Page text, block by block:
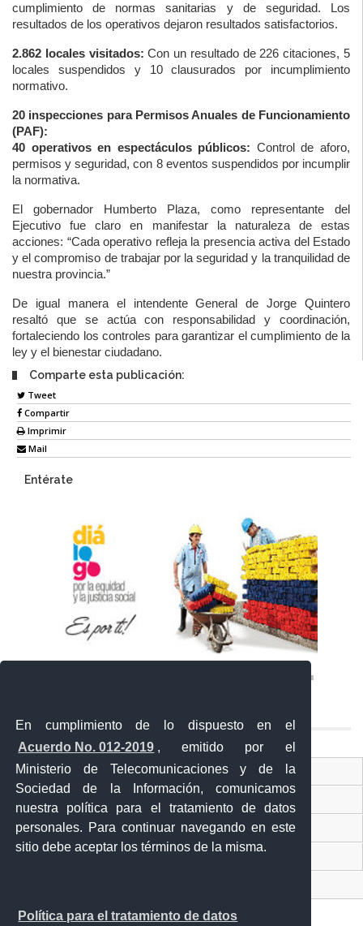
En cumplimiento de lo dispuesto en el
Acuerdo No. 012-2019 , emitido por el
Ministerio de Telecomunicaciones y de la
Sociedad de la Información, comunicamos
nuestra política para el tratamiento de datos
personales. Para continuar navegando en este
sitio debe aceptar los términos de la misma.
Política para el tratamiento de datos
cumplimiento de normas sanitarias y de seguridad. Los
resultados de los operativos dejaron resultados satisfactorios.
2.862 locales visitados: Con un resultado de 226 citaciones,5
locales suspendidos y 10 clausurados por incumplimiento
normativo.
20 inspecciones para Permisos Anuales de Funcionamiento
(PAF):
40 operativos en espectáculos públicos: Control de aforo,
permisos y seguridad, con 8 eventos suspendidos por incumplir
la normativa.
El gobernador Humberto Plaza, como representante del
Ejecutivo fue claro en manifestar la naturaleza de estas
acciones: “Cada operativo refleja la presencia activa del Estado
y el compromiso de trabajar por la seguridad y la tranquilidad de
nuestra provincia.”
De igual manera el intendente General deJorge Quintero
resaltó que se actúa con responsabilidad y coordinación,
fortaleciendo los controles para garantizar el cumplimiento de la
ley y el bienestar ciudadano.
Comparte esta publicación:
Tweet
Compartir
Imprimir
Mail
Entérate
Ventanilla Única Virtual
Ventanilla Única de Comercio Exterior
Gobierno Abierto